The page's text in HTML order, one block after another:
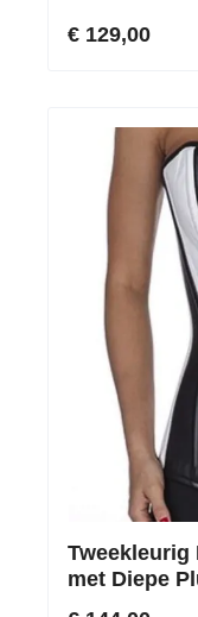
€ 129,00
Tweekleurig
met Diepe